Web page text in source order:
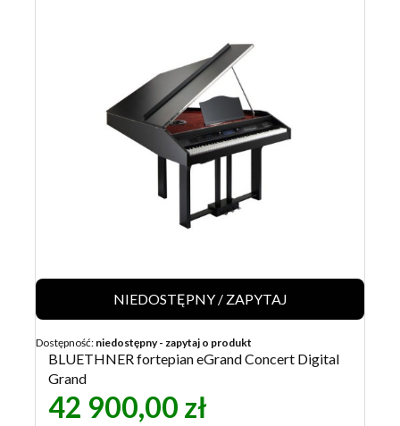
NIEDOSTĘPNY / ZAPYTAJ
Dostępność: niedostępny - zapytaj o produkt
BLUETHNER fortepian eGrand Concert Digital
Grand
42 900,00 zł